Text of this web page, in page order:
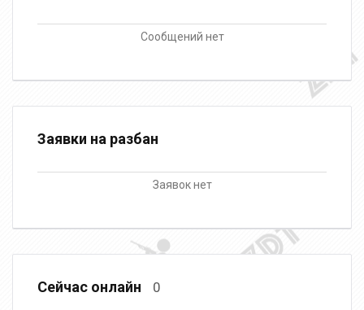
Сообщений нет
Заявки на разбан
Заявок нет
Сейчас онлайн 0